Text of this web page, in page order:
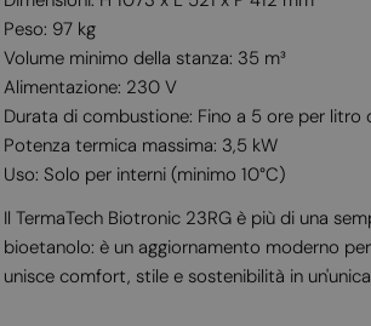
Peso: 97 kg
Volume minimo della stanza: 35 m³
Alimentazione: 230 V
Durata di combustione: Fino a 5 ore per litro
Potenza termica massima: 3,5 kW
Uso: Solo per interni (minimo 10°C)
Il TermaTech Biotronic 23RG è più di una
bioetanolo: è un aggiornamento moderno
unisce comfort, stile e sostenibilità in